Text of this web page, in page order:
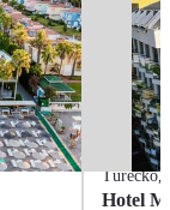
Turecko,
Hotel